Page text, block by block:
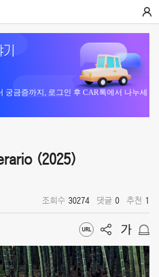
궁금증까지, 로그인 후 CAR톡에서 나누세
(2025)
조회수 30274 댓글 0 추천 1